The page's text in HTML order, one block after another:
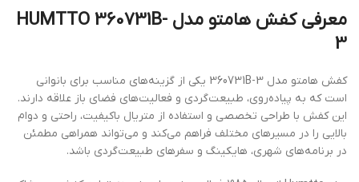
معرفی کفش هامتو مدل HUMTTO 360731B-
کفش هامتو مدل 360731B-3 یکی از گزینه‌های مناسب برای بانوانی
که به پیاده‌روی، طبیعت‌گردی و فعالیت‌های فضای باز علاقه دارند.
کفش با طراحی تخصصی و استفاده از متریال باکیفیت، راحتی و دوام
را در مسیرهای مختلف فراهم می‌کند و می‌تواند همراهی مطمئن
برنامه‌های شهری، هایکینگ و سفرهای طبیعت‌گردی باشد.